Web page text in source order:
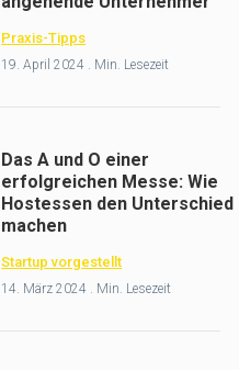
Praxis-Tipps
19. April 2024 . Min. Lesezeit
Das A und O einer
erfolgreichen Messe: Wie
Hostessen den Unterschied
machen
Startup vorgestellt
14. März 2024 . Min. Lesezeit